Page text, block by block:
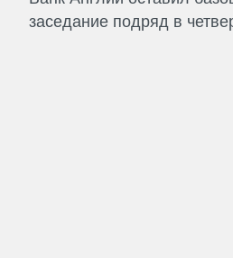
заседание подряд в